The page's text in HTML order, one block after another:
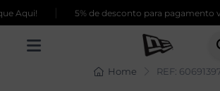
Aqui! 5% de desconto para pagamento
Home REF: